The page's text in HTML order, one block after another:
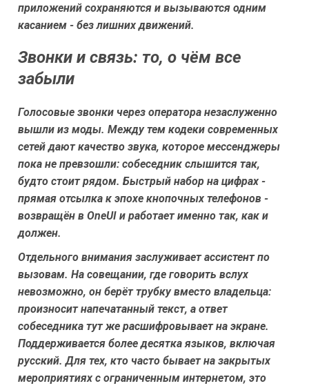
приложений сохраняются и вызываются одним
касанием - без лишних движений.
Звонки и связь: то, о чём все
забыли
Голосовые звонки через оператора незаслуженно
вышли из моды. Между тем кодеки современных
сетей дают качество звука, которое мессенджеры
пока не превзошли: собеседник слышится так,
будто стоит рядом. Быстрый набор на цифрах -
прямая отсылка к эпохе кнопочных телефонов -
возвращён в OneUI и работает именно так, как и
должен.
Отдельного внимания заслуживает ассистент по
вызовам. На совещании, где говорить вслух
невозможно, он берёт трубку вместо владельца:
произносит напечатанный текст, а ответ
собеседника тут же расшифровывает на экране.
Поддерживается более десятка языков, включая
русский. Для тех, кто часто бывает на закрытых
мероприятиях с ограниченным интернетом, это